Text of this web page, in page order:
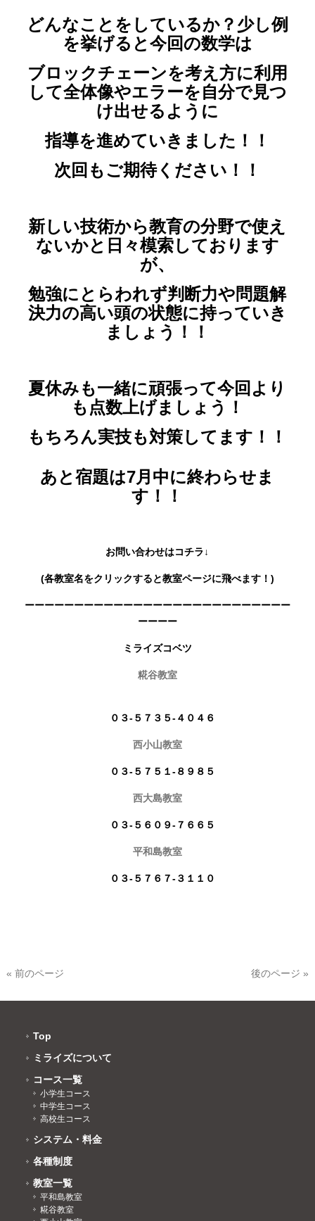
どんなことをしているか？少し例
を挙げると今回の数学は
ブロックチェーンを考え方に利用
して全体像やエラーを自分で見つ
け出せるように
指導を進めていきました！！
次回もご期待ください！！
新しい技術から教育の分野で使え
ないかと日々模索しております
が、
勉強にとらわれず判断力や問題解
決力の高い頭の状態に持っていき
ましょう！！
夏休みも一緒に頑張って今回より
も点数上げましょう！
もちろん実技も対策してます！！
あと宿題は7月中に終わらせま
す！！
お問い合わせはコチラ↓
(各教室名をクリックすると教室ページに飛べます！)
ーーーーーーーーーーーーーーーーーーーーーーーーーーー
ーーーー
ミライズコベツ
糀谷教室
０３-５７３５-４０４６
西小山教室
０３-５７５１-８９８５
西大島教室
０３-５６０９-７６６５
平和島教室
０３-５７６７-３１１０
« 前のページ 後のページ »
Top
ミライズについて
コース一覧
小学生コース
中学生コース
高校生コース
システム・料金
各種制度
教室一覧
平和島教室
糀谷教室